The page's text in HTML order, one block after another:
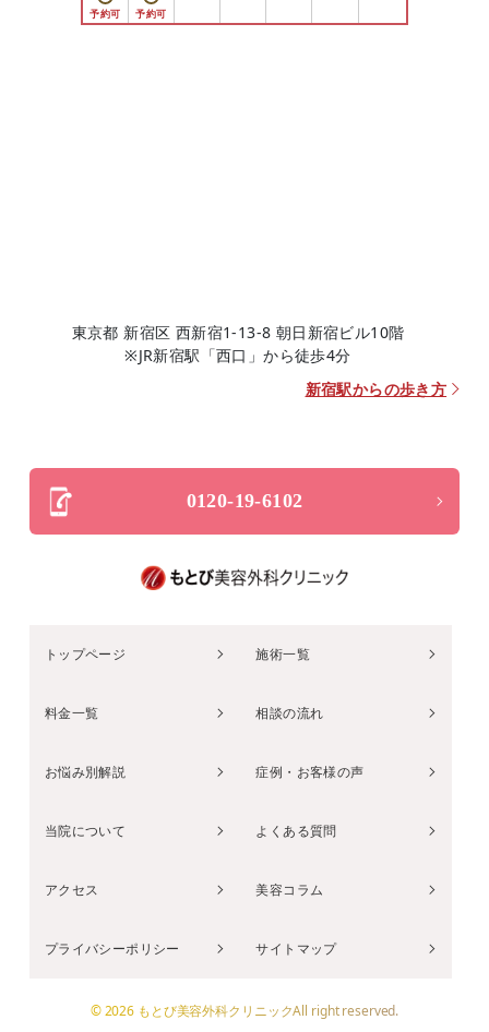
東京都 新宿区 西新宿1-13-8 朝日新宿ビル10階
※JR新宿駅「西口」から徒歩4分
新宿駅からの歩き方
0120-19-6102
トップページ 施術一覧
料金一覧 相談の流れ
お悩み別解説 症例・お客様の声
当院について よくある質問
アクセス 美容コラム
プライバシーポリシー サイトマップ
© 2026 もとび美容外科クリニックAll right reserved.